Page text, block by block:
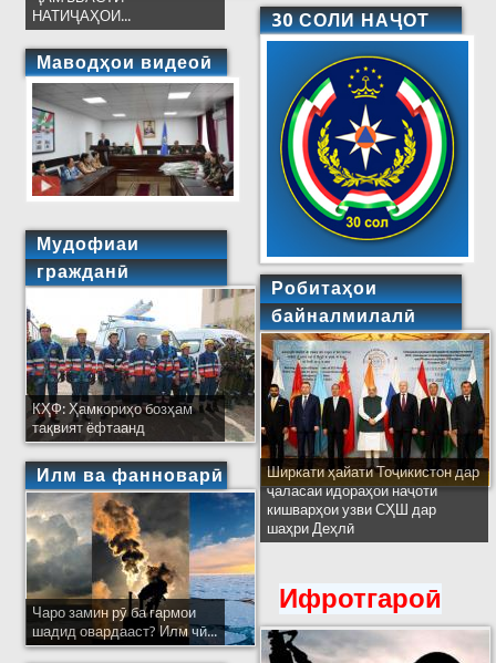
НАТИҶАҲОИ...
Маводҳои видеоӣ
Мудофиаи
гражданӣ
КҲФ: Ҳамкориҳо бозҳам
тақвият ёфтаанд
Илм ва фанноварӣ
Чаро замин рӯ ба гармои
шадид овардааст? Илм чӣ...
30 СОЛИ НАҶОТ
Робитаҳои
байналмилалӣ
Ширкати ҳайати Тоҷикистон дар
ҷаласаи идораҳои наҷоти
кишварҳои узви СҲШ дар
шаҳри Деҳлӣ
Ифротгароӣ